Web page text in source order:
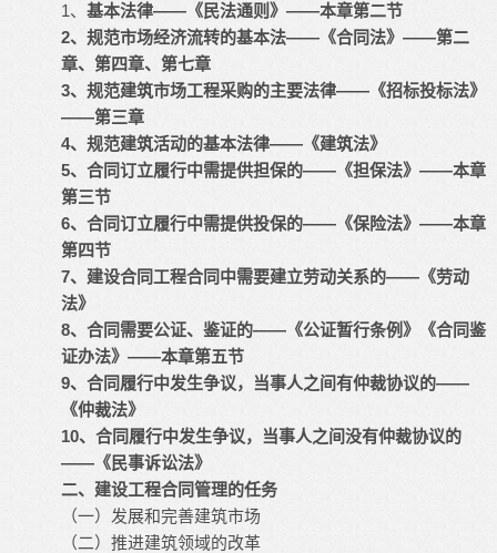
1、 基本法律——《民法通则》——本章第二节
2、规范市场经济流转的基本法——《合同法》——第二
章、第四章、第七章
3、规范建筑市场工程采购的主要法律——《招标投标法》
——第三章
4、规范建筑活动的基本法律——《建筑法》
5、合同订立履行中需提供担保的——《担保法》——本章
第三节
6、合同订立履行中需提供投保的——《保险法》——本章
第四节
7、建设合同工程合同中需要建立劳动关系的——《劳动
法》
8、合同需要公证、鉴证的——《公证暂行条例》《合同鉴
证办法》——本章第五节
9、合同履行中发生争议，当事人之间有仲裁协议的——
《仲裁法》
10、合同履行中发生争议，当事人之间没有仲裁协议的
——《民事诉讼法》
二、建设工程合同管理的任务
（一）发展和完善建筑市场
（二）推进建筑领域的改革